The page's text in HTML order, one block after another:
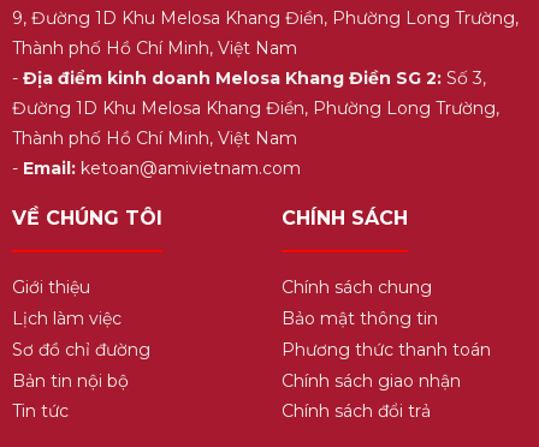
Nhãn hiệu:Uniblend
Mã sản phẩm:SS-01
Công suất:1000W
Điện áp và Tần số:220V / 50Hz
Tốc độ quay động cơ:
Thời gian hoạt động liên tục tối đa:≤ 1 phút
Dung tích bình đựng nước ép:0.8L
Dung tích hộp đựng bã:2.0L
Trọng lượng máy:
4.3KG
9, Đường 1D Khu Melosa Khang Điền, Phường Long Trường,
Thành phố Hồ Chí Minh, Việt Nam
- Địa điểm kinh doanh Melosa Khang Điền SG 2:Số 3,
Đường 1D Khu Melosa Khang Điền, Phường Long Trường,
Thành phố Hồ Chí Minh, Việt Nam
- Email:ketoan@amivietnam.com
VỀ CHÚNG TÔI
Giới thiệu
Lịch làm việc
Sơ đồ chỉ đường
Bản tin nội bộ
Tin tức
CHÍNH SÁCH
Chính sách chung
Bảo mật thông tin
Phương thức thanh toán
Chính sách giao nhận
Chính sách đổi trả